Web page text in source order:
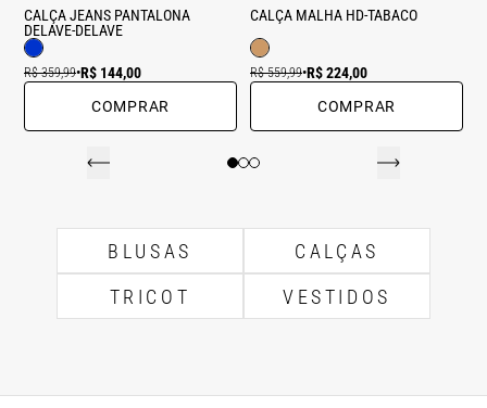
CALÇA JEANS PANTALONA
DELAVE-DELAVE
R$ 359,99•R$ 144,00
COMPRAR
CALÇA MALHA HD-TABACO
R$ 559,99•R$ 224,00
COMPRAR
BLUSAS
CALÇAS
TRICOT
VESTIDOS